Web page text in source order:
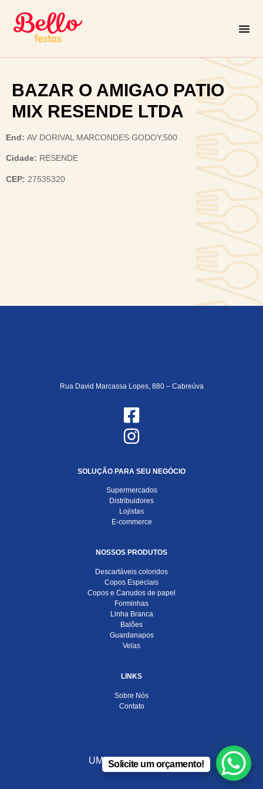
BAZAR O AMIGAO PATIO
MIX RESENDE LTDA
End: AV DORIVAL MARCONDES GODOY,500
Cidade: RESENDE
CEP: 27535320
Rua David Marcassa Lopes, 880 – Cabreúva
SOLUÇÃO PARA SEU NEGÓCIO
Supermercados
Distribuidores
Lojistas
E-commerce
NOSSOS PRODUTOS
Descartáveis coloridos
Copos Especiais
Copos e Canudos de papel
Forminhas
Linha Branca
Balões
Guardanapos
Velas
LINKS
Sobre Nós
Contato
UMA EMPRESA DO
Solicite um orçamento!